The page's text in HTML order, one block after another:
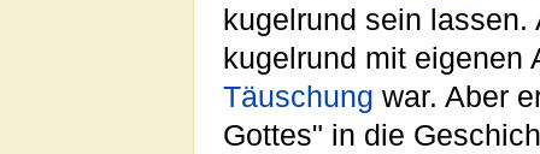
kugelrund sein
kugelrund mit
Täuschung war. Aber
Gottes" in die